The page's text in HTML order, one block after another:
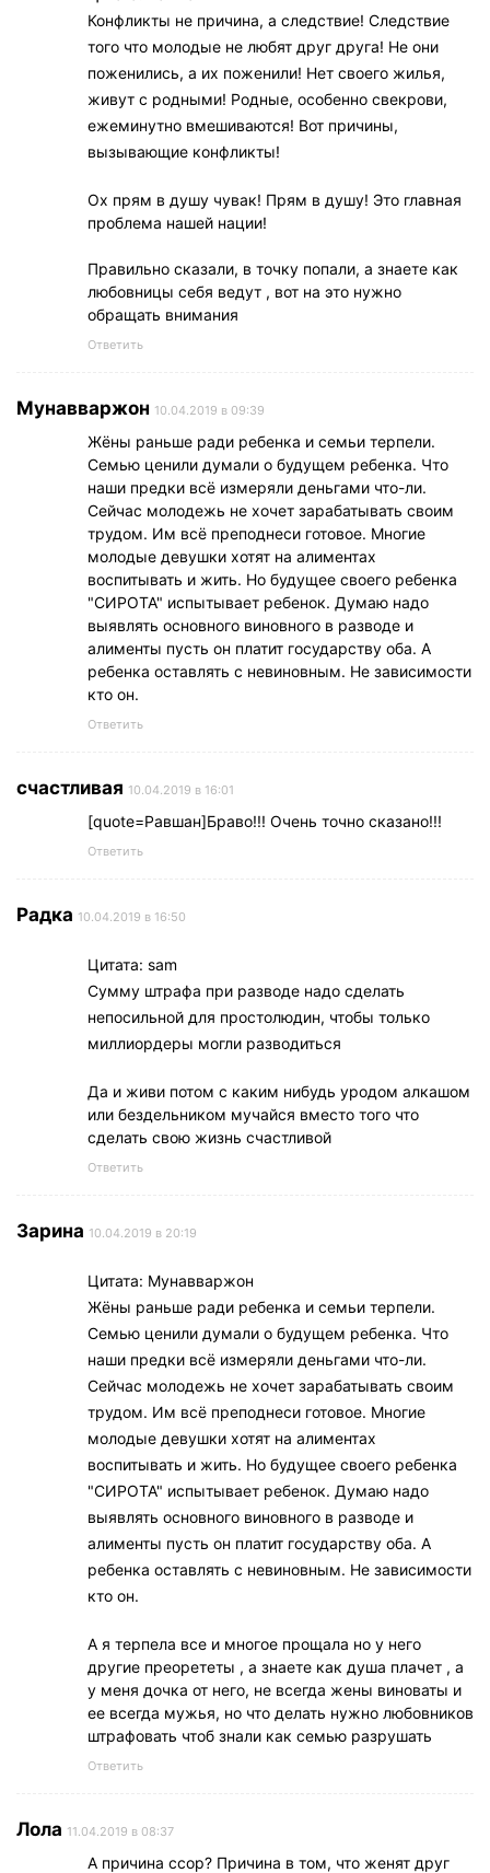
Конфликты не причина, а следствие! Следствие
того что молодые не любят друг друга! Не они
поженились, а их поженили! Нет своего жилья,
живут с родными! Родные, особенно свекрови,
ежеминутно вмешиваются! Вот причины,
вызывающие конфликты!
Ох прям в душу чувак! Прям в душу! Это главная
проблема нашей нации!
Правильно сказали, в точку попали, а знаете как
любовницы себя ведут , вот на это нужно
обращать внимания
Ответить
Мунавваржон 10.04.2019 в 09:39
Жёны раньше ради ребенка и семьи терпели.
Семью ценили думали о будущем ребенка. Что
наши предки всё измеряли деньгами что-ли.
Сейчас молодежь не хочет зарабатывать своим
трудом. Им всё преподнеси готовое. Многие
молодые девушки хотят на алиментах
воспитывать и жить. Но будущее своего ребенка
"СИРОТА" испытывает ребенок. Думаю надо
выявлять основного виновного в разводе и
алименты пусть он платит государству оба. А
ребенка оставлять с невиновным. Не зависимости
кто он.
Ответить
счастливая 10.04.2019 в 16:01
[quote=Равшан]Браво!!! Очень точно сказано!!!
Ответить
Радка 10.04.2019 в 16:50
Цитата: sam
Сумму штрафа при разводе надо сделать
непосильной для простолюдин, чтобы только
миллиордеры могли разводиться
Да и живи потом с каким нибудь уродом алкашом
или бездельником мучайся вместо того что
сделать свою жизнь счастливой
Ответить
Зарина 10.04.2019 в 20:19
Цитата: Мунавваржон
Жёны раньше ради ребенка и семьи терпели.
Семью ценили думали о будущем ребенка. Что
наши предки всё измеряли деньгами что-ли.
Сейчас молодежь не хочет зарабатывать своим
трудом. Им всё преподнеси готовое. Многие
молодые девушки хотят на алиментах
воспитывать и жить. Но будущее своего ребенка
"СИРОТА" испытывает ребенок. Думаю надо
выявлять основного виновного в разводе и
алименты пусть он платит государству оба. А
ребенка оставлять с невиновным. Не зависимости
кто он.
А я терпела все и многое прощала но у него
другие преорететы , а знаете как душа плачет , а
у меня дочка от него, не всегда жены виноваты и
ее всегда мужья, но что делать нужно любовников
штрафовать чтоб знали как семью разрушать
Ответить
Лола 11.04.2019 в 08:37
А причина ссор? Причина в том, что женят друг